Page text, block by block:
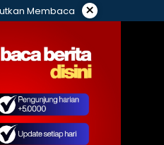
Membaca ×